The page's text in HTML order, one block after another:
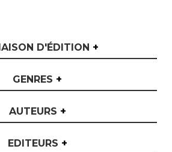
D'ÉDITION +
GENRES +
AUTEURS +
EDITEURS +